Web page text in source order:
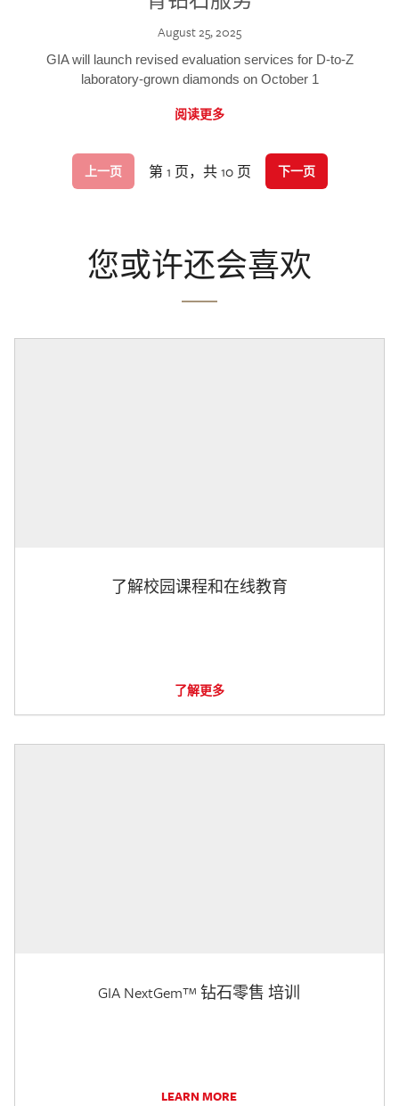
August 25, 2025
GIA will launch revised evaluation services for D-to-Z
laboratory-grown diamonds on October 1
阅读更多
上一页 第 1 页，共 10 页 下一页
您或许还会喜欢
了解校园课程和在线教育
了解更多
GIA NextGem™ 钻石零售 培训
LEARN MORE